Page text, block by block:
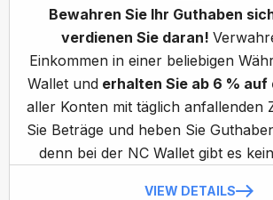
Bewahren Sie Ihr Guthaben
verdienen Sie daran!
Einkommen in einer beliebigen
Wallet underhalten Sie ab 6 % auf
aller Konten mit täglich anfallenden
Sie Beträge und heben Sie
denn bei der NC Wallet gibt es
VIEW DETAILS